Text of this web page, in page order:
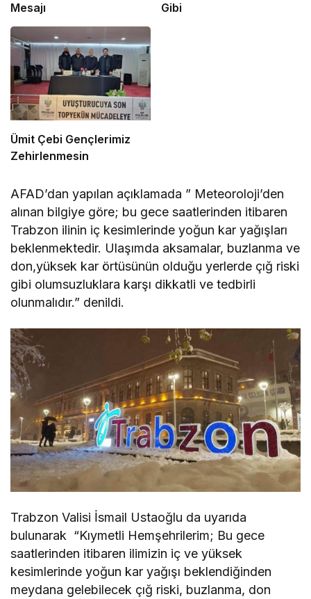
Mesajı
Gibi
Ümit Çebi Gençlerimiz
Zehirlenmesin
AFAD’dan yapılan açıklamada ” Meteoroloji’den
alınan bilgiye göre; bu gece saatlerinden itibaren
Trabzon ilinin iç kesimlerinde yoğun kar yağışları
beklenmektedir. Ulaşımda aksamalar, buzlanma ve
don,yüksek kar örtüsünün olduğu yerlerde çığ riski
gibi olumsuzluklara karşı dikkatli ve tedbirli
olunmalıdır.” denildi.
Trabzon Valisi İsmail Ustaoğlu da uyarıda
bulunarak “Kıymetli Hemşehrilerim; Bu gece
saatlerinden itibaren ilimizin iç ve yüksek
kesimlerinde yoğun kar yağışı beklendiğinden
meydana gelebilecek çığ riski, buzlanma, don